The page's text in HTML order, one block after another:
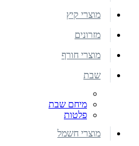
מוצרי קיץ
מזרונים
מוצרי חורף
שבת
מיחם שבת
פלטות
מוצרי חשמל